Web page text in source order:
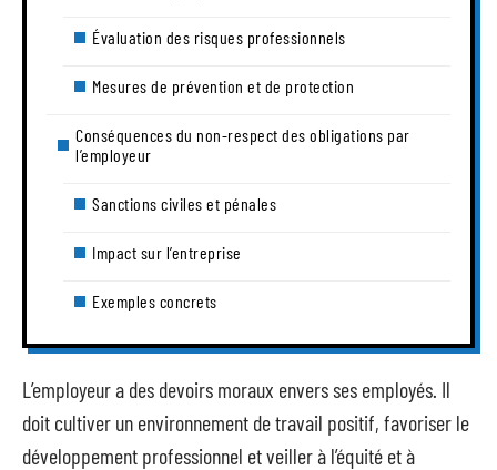
Évaluation des risques professionnels
Mesures de prévention et de protection
Conséquences du non-respect des obligations par
l’employeur
Sanctions civiles et pénales
Impact sur l’entreprise
Exemples concrets
L’employeur a des devoirs moraux envers ses employés. Il
doit cultiver un environnement de travail positif, favoriser le
développement professionnel et veiller à l’équité et à